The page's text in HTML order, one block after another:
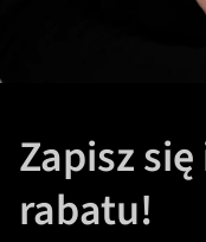
Zapisz
rabatu!